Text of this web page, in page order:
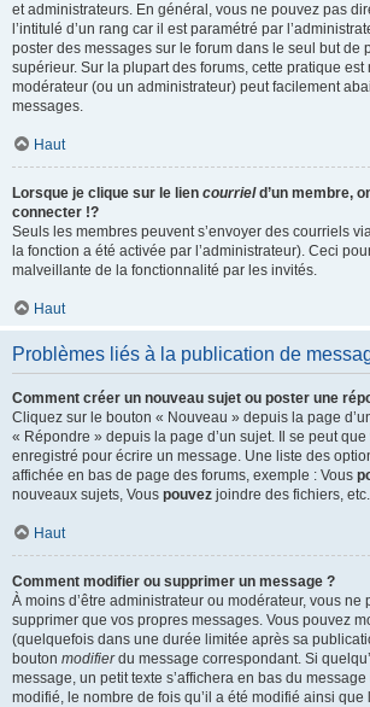
et administrateurs. En général, vous ne pouvez pas
l’intitulé d’un rang car il est paramétré par
poster des messages sur le forum dans le seul but de
supérieur. Sur la plupart des forums, cette pratique est
modérateur (ou un administrateur) peut facilement
messages.
Haut
Lorsque je clique sur le lien courrield’un membre,
connecter !?
Seuls les membres peuvent s’envoyer des courriels
la fonction a été activée par l’administrateur). Ceci
malveillante de la fonctionnalité par les invités.
Haut
Problèmes liés à la publication de
Comment créer un nouveau sujet ou poster une
Cliquez sur le bouton « Nouveau » depuis la page
« Répondre » depuis la page d’un sujet. Il se peut que
enregistré pour écrire un message. Une liste des
affichée en bas de page des forums, exemple : Vous
nouveaux sujets, Vous pouvez joindre des fichiers, etc.
Haut
Comment modifier ou supprimer un message ?
À moins d’être administrateur ou modérateur, vous ne
supprimer que vos propres messages. Vous pouvez
(quelquefois dans une durée limitée après sa
bouton modifierdu message correspondant. Si
message, un petit texte s’affichera en bas du
modifié, le nombre de fois qu’il a été modifié ainsi que